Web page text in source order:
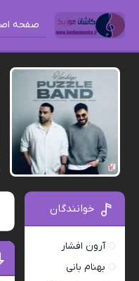
صفحه
خوانندگان
آرون افشار
بهنام بانی